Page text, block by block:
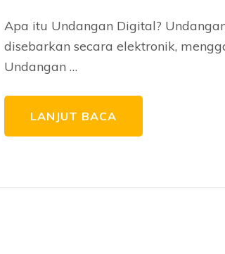
Apa itu Undangan Digital?
disebarkan secara elektronik,
Undangan …
LANJUT BACA